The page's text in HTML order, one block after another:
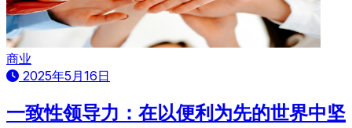
商业
2025年5月16日
一致性领导力：在以便利为先的世界中坚